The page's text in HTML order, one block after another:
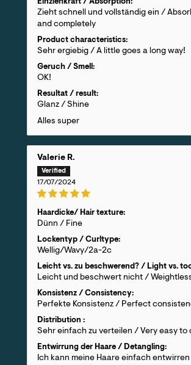
Einziehkraft / Absorption:
Zieht schnell und vollständig ein /
and completely
Product characteristics:
Sehr ergiebig / A little goes a long way!
Geruch / Smell:
OK!
Resultat / result:
Glanz / Shine
Alles super
Valerie R.
17/07/2024
Haardicke/ Hair texture:
Dünn / Fine
Lockentyp / Curltype:
Wellig/Wavy/2a-2c
Leicht vs. zu beschwerend? / Light vs.
Leicht und beschwert nicht /
Konsistenz / Consistency:
Perfekte Konsistenz / Perfect
Distribution :
Sehr einfach zu verteilen / Very easy to
Entwirrung der Haare / Detangling:
Ich kann meine Haare einfach